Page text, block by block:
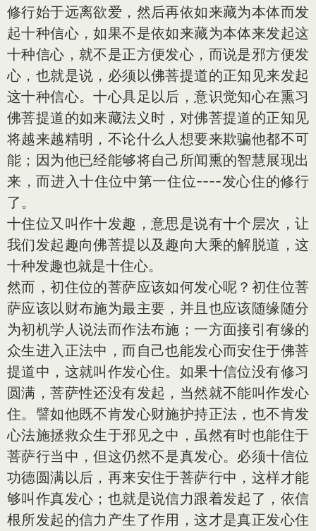
修行始于远离欲爱，然后再依如来藏为本体而发
起十种信心，如果不是依如来藏为本体来发起这
十种信心，就不是正方便发心，而说是邪方便发
心，也就是说，必须以佛菩提道的正知见来发起
这十种信心。十心具足以后，意识觉知心在熏习
佛菩提道的如来藏法义时，对佛菩提道的正知见
将越来越精明，不论什么人想要来欺骗他都不可
能；因为他已经能够将自己所闻熏的智慧展现出
来，而进入十住位中第一住位----发心住的修行
了。
十住位又叫作十发趣，意思是说有十个层次，让
我们发起趣向佛菩提以及趣向大乘的解脱道，这
十种发趣也就是十住心。
然而，初住位的菩萨应该如何发心呢？初住位菩
萨应该以财布施为最主要，并且也应该随缘随分
为初机学人说法而作法布施；一方面接引有缘的
众生进入正法中，而自己也能发心而安住于佛菩
提道中，这就叫作发心住。如果十信位没有修习
圆满，菩萨性还没有发起，当然就不能叫作发心
住。譬如他既不肯发心财施护持正法，也不肯发
心法施拯救众生于邪见之中，虽然有时也能住于
菩萨行当中，但这仍然不是真发心。必须十信位
功德圆满以后，再来安住于菩萨行中，这样才能
够叫作真发心；也就是说信力跟着发起了，依信
根所发起的信力产生了作用，这才是真正发心住